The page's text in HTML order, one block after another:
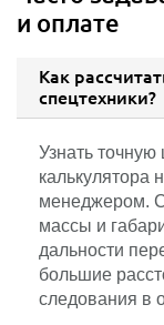
и оплате
Как
спецтехники?
Узнать
калькулятора
менеджером.
массы и
дальности
большие
следования в